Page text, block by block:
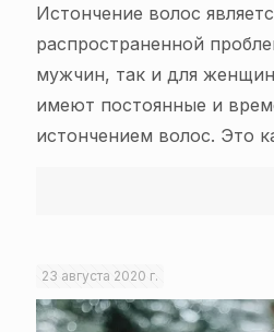
Истончение волос
распространенной
мужчин, так и для
имеют постоянные и
истончением волос. Это
23 августа 2020 г.